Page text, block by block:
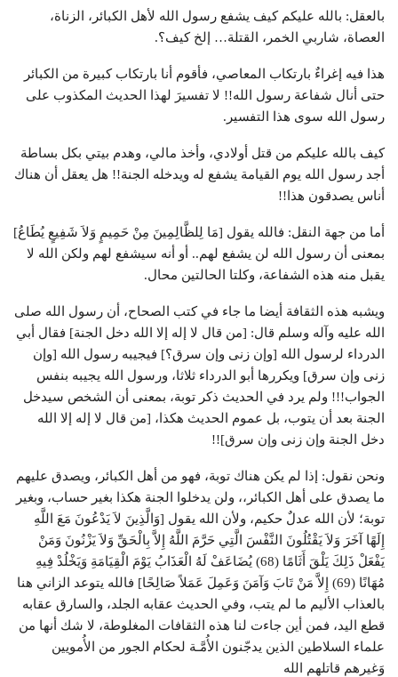
بالعقل: بالله عليكم كيف يشفع رسول الله لأهل الكبائر، الزناة،
العصاة، شاربي الخمر، القتلة… إلخ كيف؟.
هذا فيه إغراءٌ بارتكاب المعاصي، فأقوم أنا بارتكاب كبيرة من الكبائر
حتى أنال شفاعة رسول الله!! لا تفسيرَ لهذا الحديث المكذوب على
رسول الله سوى هذا التفسير.
كيف بالله عليكم من قتل أولادي، وأخذ مالي، وهدم بيتي بكل بساطة
أجد رسول الله يوم القيامة يشفع له ويدخله الجنة!! هل يعقل أن هناك
أناس يصدقون هذا!!
أما من جهة النقل: فالله يقول [مَا لِلظَّالِمِينَ مِنْ حَمِيمٍ وَلاَ شَفِيعٍ يُطَاعُ]
بمعنى أن رسول الله لن يشفع لهم.. أو أنه سيشفع لهم ولكن الله لا
يقبل منه هذه الشفاعة، وكلتا الحالتين محال.
ويشبه هذه الثقافة أيضا ما جاء في كتب الصحاح، أن رسول الله صلى
الله عليه وآله وسلم قال: [من قال لا إله إلا الله دخل الجنة] فقال أبي
الدرداء لرسول الله [وإن زنى وإن سرق؟] فيجيبه رسول الله [وإن
زنى وإن سرق] ويكررها أبو الدرداء ثلاثا، ورسول الله يجيبه بنفس
الجواب!!! ولم يرد في الحديث ذكر توبة، بمعنى أن الشخص سيدخل
الجنة بعد أن يتوب، بل عموم الحديث هكذا، [من قال لا إله إلا الله
دخل الجنة وإن زنى وإن سرق]!!
ونحن نقول: إذا لم يكن هناك توبة، فهو من أهل الكبائر، ويصدق عليهم
ما يصدق على أهل الكبائر،، ولن يدخلوا الجنة هكذا بغير حساب، وبغير
توبة؛ لأن الله عدلٌ حكيم، ولأن الله يقول [وَالَّذِينَ لاَ يَدْعُونَ مَعَ اللَّهِ
إِلَهًا آخَرَ وَلاَ يَقْتُلُونَ النَّفْسَ الَّتِي حَرَّمَ اللَّهُ إِلاَّ بِالْحَقِّ وَلاَ يَزْنُونَ وَمَنْ
يَفْعَلْ ذَلِكَ يَلْقَ أَثَامًا (68) يُضَاعَفْ لَهُ الْعَذَابُ يَوْمَ الْقِيَامَةِ وَيَخْلُدْ فِيهِ
مُهَانًا (69) إِلاَّ مَنْ تَابَ وَآمَنَ وَعَمِلَ عَمَلاً صَالِحًا] فالله يتوعد الزاني هنا
بالعذاب الأليم ما لم يتب، وفي الحديث عقابه الجلد، والسارق عقابه
قطع اليد، فمن أين جاءت لنا هذه الثقافات المغلوطة، لا شك أنها من
علماء السلاطين الذين يدجّنون الأُمَّـة لحكام الجور من الأُمويين
وَغيرهم قاتلهم الله